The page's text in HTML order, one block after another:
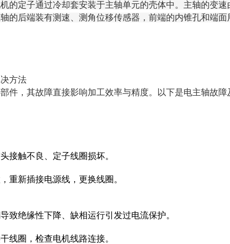
的定子通过冷却套安装于主轴单元的壳体中。主轴的变
的后端装有测速、测角位移传感器 ，前端的内锥孔和端面
方法
件，其故障直接影响加工效率与精度。以下是电主轴故障
接触不良、定子线圈损坏。
重新插接电源线，更换线圈。
致绝缘性下降、缺相运行引发过电流保护。
线圈，检查电机线路连接。